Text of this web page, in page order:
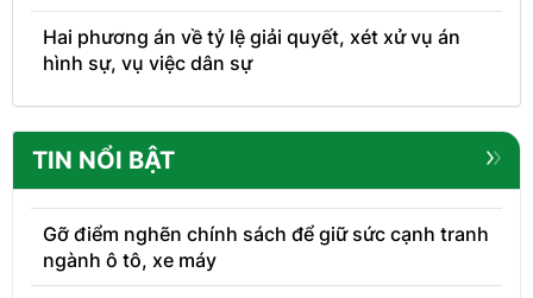
Hai phương án về tỷ lệ giải quyết, xét xử vụ án
hình sự, vụ việc dân sự
TIN NỔI BẬT
Gỡ điểm nghẽn chính sách để giữ sức cạnh tranh
ngành ô tô, xe máy